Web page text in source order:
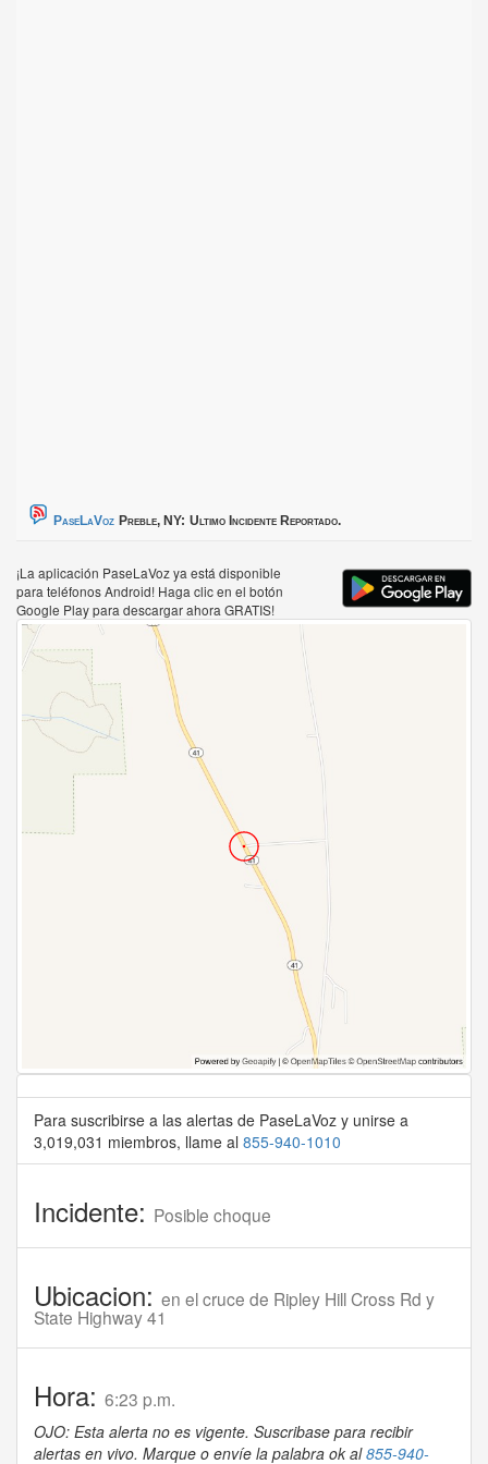
PaseLaVoz Preble, NY: Ultimo Incidente Reportado.
¡La aplicación PaseLaVoz ya está disponible
para teléfonos Android! Haga clic en el botón
Google Play para descargar ahora GRATIS!
Para suscribirse a las alertas de PaseLaVoz y unirse a
3,019,031 miembros, llame al 855-940-1010
Incidente: Posible choque
Ubicacion: en el cruce de Ripley Hill Cross Rd y
State Highway 41
Hora: 6:23 p.m.
OJO: Esta alerta no es vigente. Suscribase para recibir
alertas en vivo. Marque o envíe la palabra ok al855-940-